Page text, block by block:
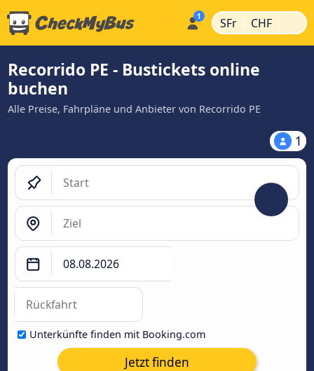
SFr | CHF |
Recorrido PE - Bustickets online
buchen
Alle Preise, Fahrpläne und Anbieter von Recorrido PE
1
Unterkünfte finden mit Booking.com
Jetzt finden